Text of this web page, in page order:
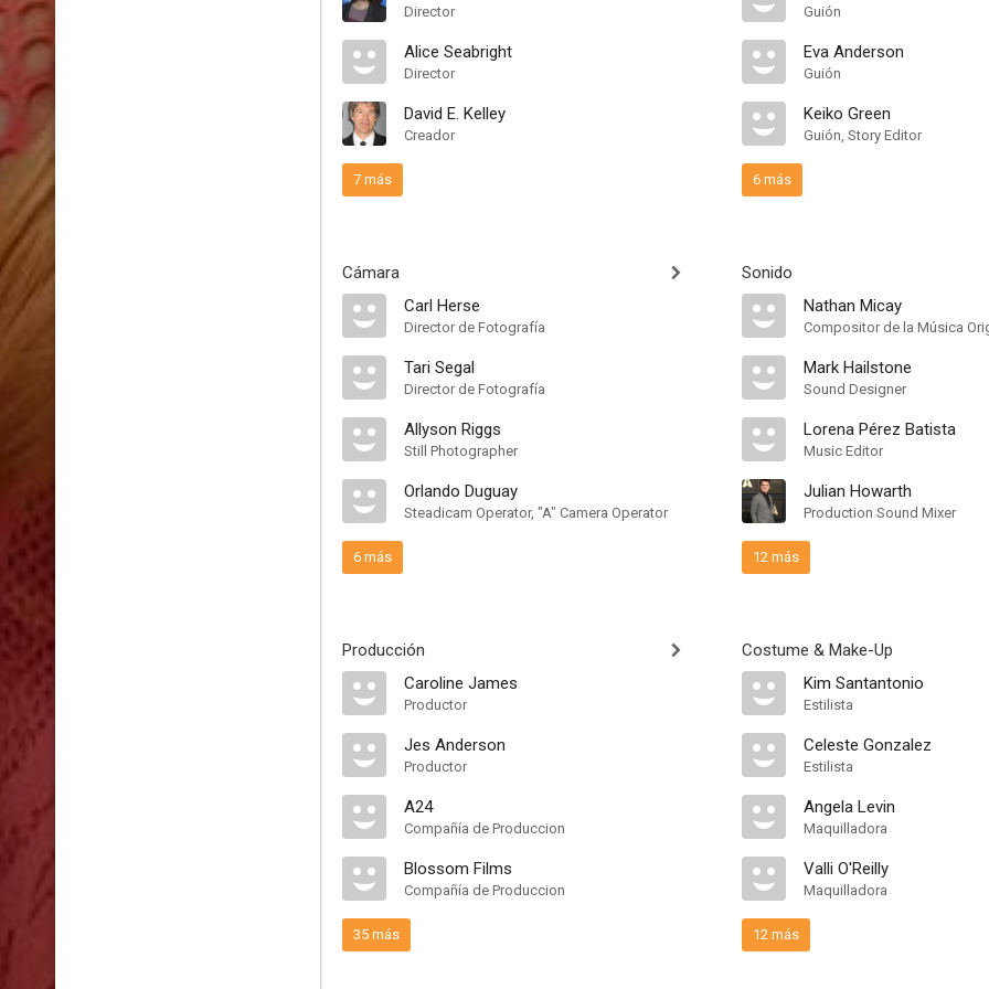
Director
Alice Seabright
Director
David E. Kelley
Creador
7 más
Cámara
Carl Herse
Director de Fotografía
Tari Segal
Director de Fotografía
Allyson Riggs
Still Photographer
Orlando Duguay
Steadicam Operator, "A" Camera Operator
6 más
Producción
Caroline James
Productor
Jes Anderson
Productor
A24
Compañía de Produccion
Blossom Films
Compañía de Produccion
35 más
Guión
Eva Anderson
Guión
Keiko Green
Guión, Story Editor
6 más
Sonido
Nathan Micay
Compositor de la Música
Mark Hailstone
Sound Designer
Lorena Pérez Batista
Music Editor
Julian Howarth
Production Sound Mixer
12 más
Costume & Make-Up
Kim Santantonio
Estilista
Celeste Gonzalez
Estilista
Angela Levin
Maquilladora
Valli O'Reilly
Maquilladora
12 más